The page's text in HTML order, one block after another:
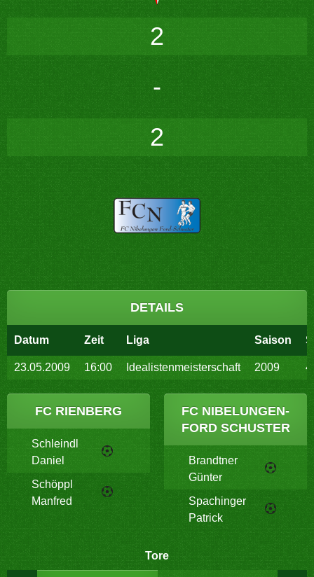
2
-
2
DETAILS
Datum Zeit Liga Saison
23.05.2009 16:00 Idealistenmeisterschaft 2009 4
FC RIENBERG
Schleindl
Daniel
Schöppl
Manfred
FC NIBELUNGEN-
FORD SCHUSTER
Brandtner
Günter
Spachinger
Patrick
Tore